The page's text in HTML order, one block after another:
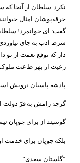
نکرد. سلطان از آنجا
خرقه‌پوشان امثال
گفت: ای جوانمرد!
شرط ادب به جای
دار که توقع نعمت از تو
رعیت از بهر طاعت
پادشه پاسبان درویش
گرچه رامش به فرّ
گوسپند از برای چوپان
بلکه چوپان برای خدمت
“گلستان سعدی”